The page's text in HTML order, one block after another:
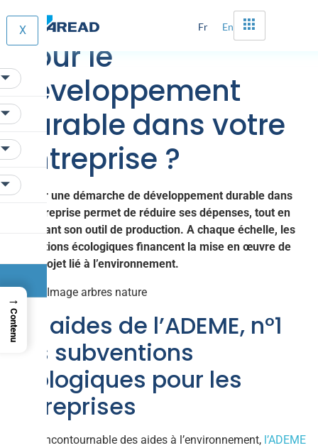
Fr En
X
Quelles subventions
pour le
développement
durable dans votre
entreprise ?
Intégrer une démarche de développement durable dans
son entreprise permet de réduire ses dépenses, tout en
optimisant son outil de production. A chaque échelle, les
subventions écologiques financent la mise en œuvre de
votre projet lié à l’environnement.
Les aides de l’ADEME, n°1
des subventions
écologiques pour les
entreprises
Acteur incontournable des aides à l’environnement, l’ADEME
→
Contenu